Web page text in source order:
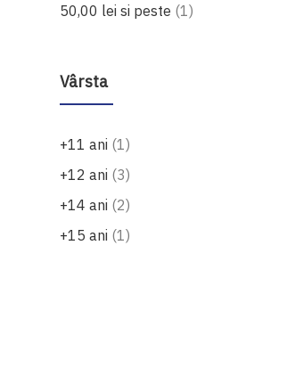
50,00 lei si peste 1produs
Vârsta
+11 ani 1produs
+12 ani 3produse
+14 ani 2produse
+15 ani 1produs